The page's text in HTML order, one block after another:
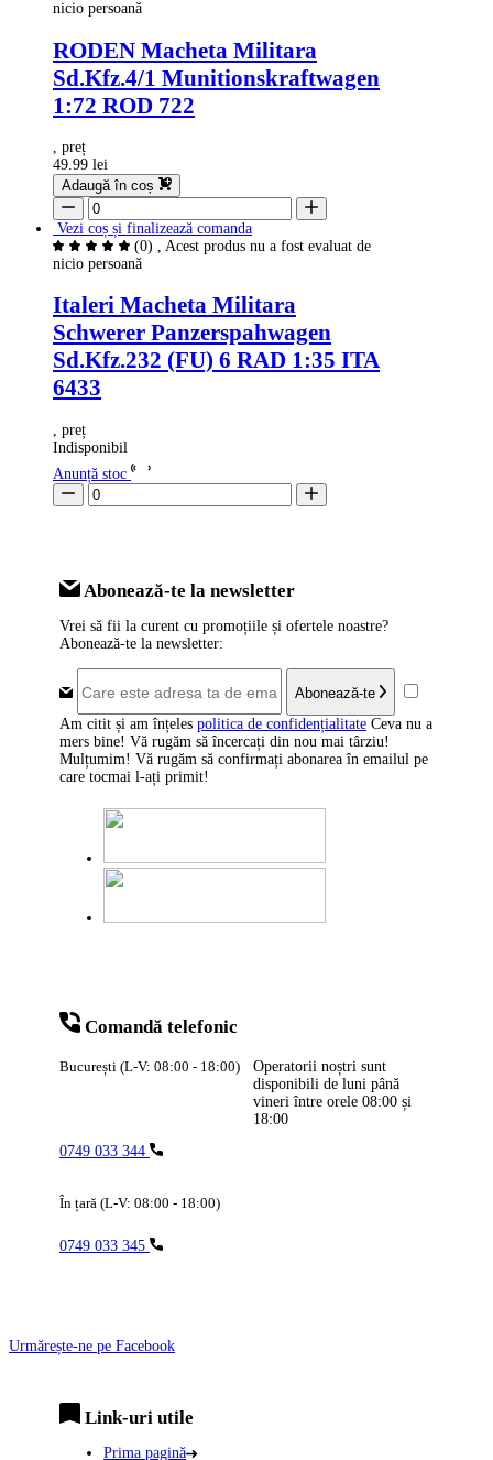
nicio persoană
RODEN Macheta Militara
Sd.Kfz.4/1 Munitionskraftwagen
1:72 ROD 722
, preț
49.99 lei
Adaugă în coș
Vezi coș și finalizează comanda
(0)
, Acest produs nu a fost evaluat de
nicio persoană
Italeri Macheta Militara
Schwerer Panzerspahwagen
Sd.Kfz.232 (FU) 6 RAD 1:35 ITA
6433
, preț
Indisponibil
Anunță stoc
Comandă telefonic
București (L-V: 08:00 - 18:00)
Operatorii noștri sunt
disponibili de luni până
vineri între orele 08:00 și
18:00
0749 033 344
În țară (L-V: 08:00 - 18:00)
0749 033 345
Urmărește-ne pe Facebook
Link-uri utile
Prima pagină
Abonează-te la newsletter
Vrei să fii la curent cu promoțiile și ofertele noastre?
Abonează-te la newsletter:
Abonează-te
Am citit și am înțeles politica de confidențialitate Ceva nu a
mers bine! Vă rugăm să încercați din nou mai târziu!
Mulțumim! Vă rugăm să confirmați abonarea în emailul pe
care tocmai l-ați primit!